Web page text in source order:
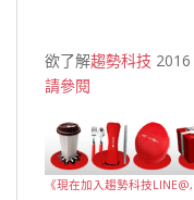
欲了解趨勢科技
請參閱
《現在加入趨勢科技